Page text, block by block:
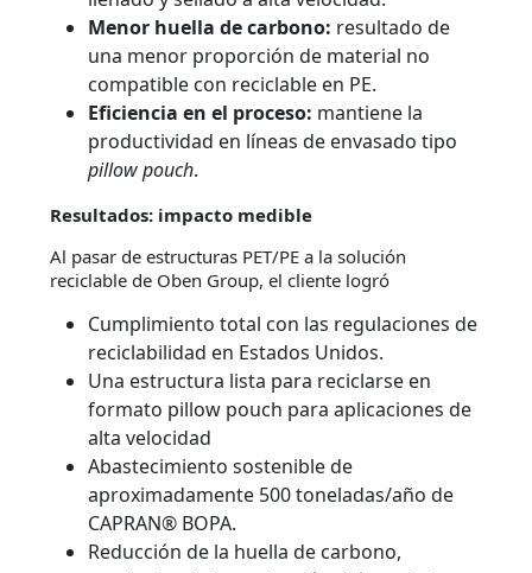
Menor huella de carbono: resultado de
una menor proporción de material no
compatible con reciclable en PE.
Eficiencia en el proceso: mantiene la
productividad en líneas de envasado tipo
pillow pouch.
Resultados: impacto medible
Al pasar de estructuras PET/PE a la solución
reciclable de Oben Group, el cliente logró
Cumplimiento total con las regulaciones de
reciclabilidad en Estados Unidos.
Una estructura lista para reciclarse en
formato pillow pouch para aplicaciones de
alta velocidad
Abastecimiento sostenible de
aproximadamente 500 toneladas/año de
CAPRAN® BOPA.
Reducción de la huella de carbono,